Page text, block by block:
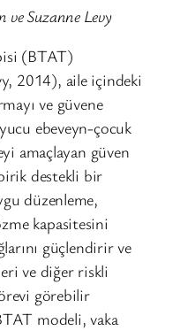
ve Suzanne Levy
(BTAT)
2014), aile içindeki
ve güvene
ebeveyn-çocuk
amaçlayan güven
destekli bir
düzenleme,
kapasitesini
güçlendirir ve
ve diğer riskli
görebilir
modeli, vaka